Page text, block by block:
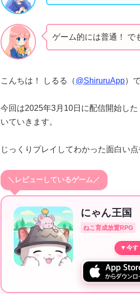
ゲーム的には普通！ で
こんちは！ しるる（@ShiruruApp）
今回は2025年3月10日に配信開始した
いていきます。
じっくりプレイしてわかった面白い
＼レビューしているゲーム／
にゃん王国
ねこ育成放置RPG